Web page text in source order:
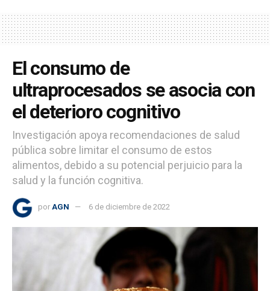
El consumo de
ultraprocesados se asocia con
el deterioro cognitivo
Investigación apoya recomendaciones de salud
pública sobre limitar el consumo de estos
alimentos, debido a su potencial perjuicio para la
salud y la función cognitiva.
por AGN 6 de diciembre de 2022